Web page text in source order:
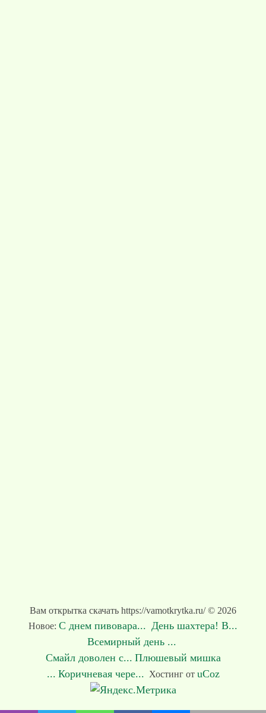
Вам открытка скачать https://vamotkrytka.ru/ © 2026
Новое: С днем пивовара... День шахтера! В...
Всемирный день ...
Смайл доволен с... Плюшевый мишка
... Коричневая чере... Хостинг от uCoz